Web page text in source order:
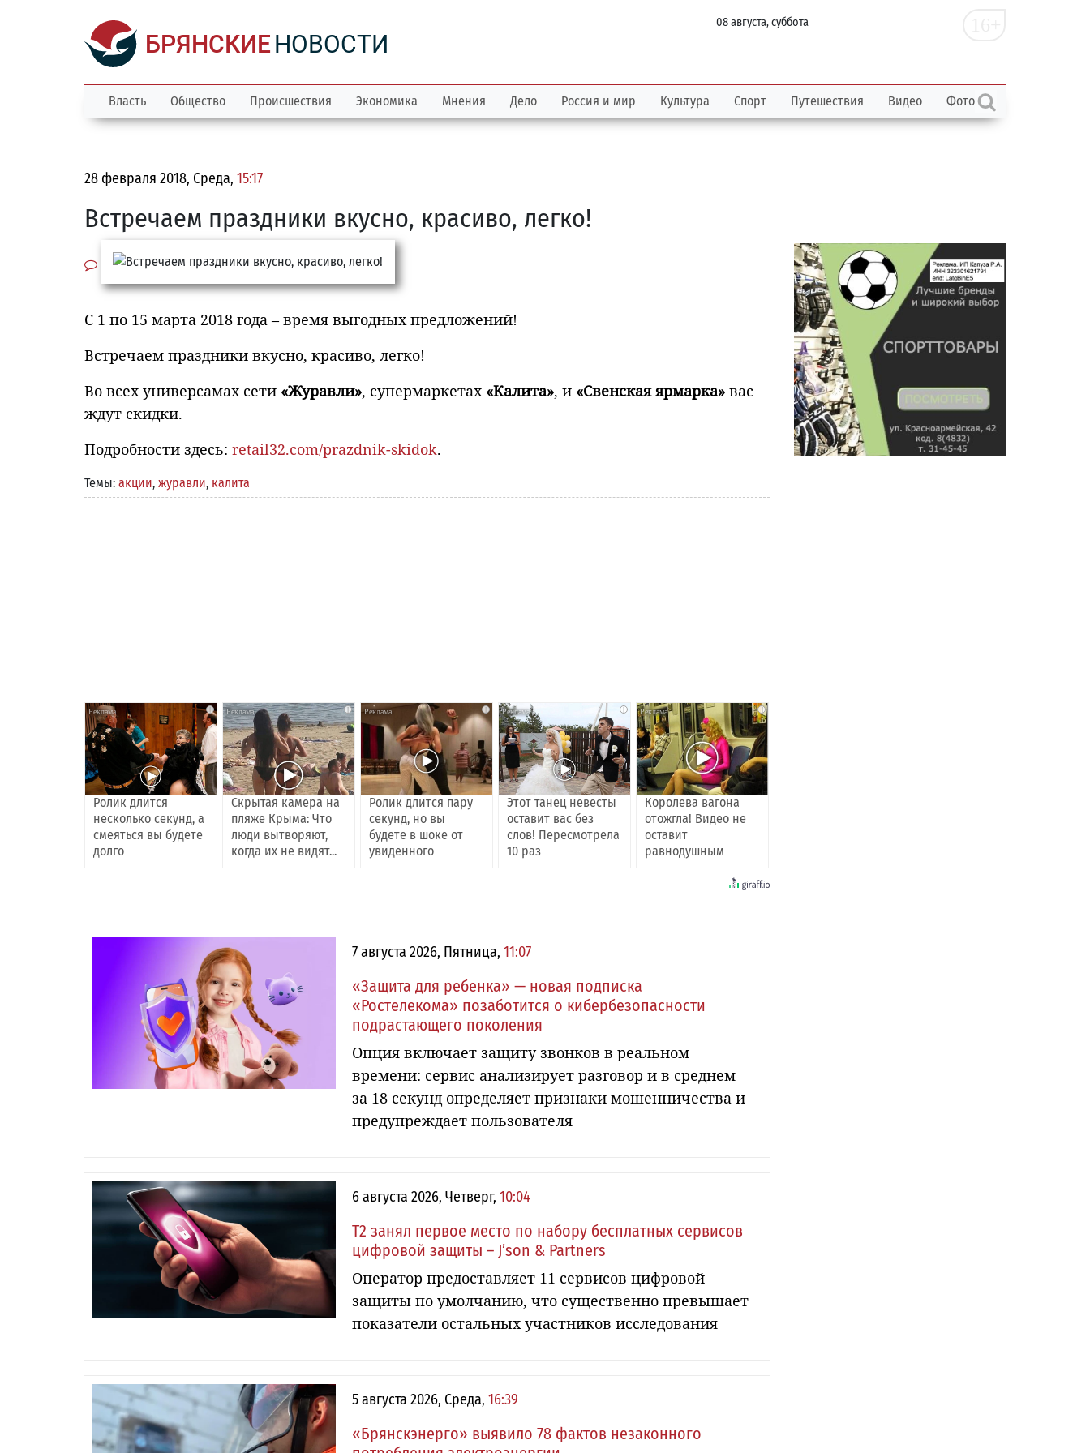
БРЯНСКИЕНОВОСТИ
08 августа, суббота
Власть Общество Происшествия Экономика Мнения Дело Россия и мир Культура Спорт Путешествия Видео Фото
28 февраля 2018, Среда, 15:17
Встречаем праздники вкусно, красиво, легко!
С 1 по 15 марта 2018 года – время выгодных предложений!
Встречаем праздники вкусно, красиво, легко!
Во всех универсамах сети «Журавли», супермаркетах «Калита», и «Свенская ярмарка» вас
ждут скидки.
Подробности здесь: retail32.com/prazdnik-skidok.
Темы: акции, журавли, калита
i
Ролик длится
несколько секунд, а
смеяться вы будете
долго
i
Скрытая камера на
пляже Крыма: Что
люди вытворяют,
когда их не видят...
i
Ролик длится пару
секунд, но вы
будете в шоке от
увиденного
i
Этот танец невесты
оставит вас без
слов! Пересмотрела
10 раз
i
Королева вагона
отожгла! Видео не
оставит
равнодушным
7 августа 2026, Пятница, 11:07
«Защита для ребенка» — новая подписка
«Ростелекома» позаботится о кибербезопасности
подрастающего поколения
Опция включает защиту звонков в реальном
времени: сервис анализирует разговор и в среднем
за 18 секунд определяет признаки мошенничества и
предупреждает пользователя
6 августа 2026, Четверг, 10:04
Т2 занял первое место по набору бесплатных сервисов
цифровой защиты – J’son & Partners
Оператор предоставляет 11 сервисов цифровой
защиты по умолчанию, что существенно превышает
показатели остальных участников исследования
5 августа 2026, Среда, 16:39
«Брянскэнерго» выявило 78 фактов незаконного